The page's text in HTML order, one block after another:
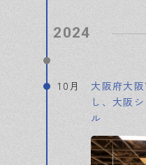
2024
10月
大阪府大
し、大阪
ル